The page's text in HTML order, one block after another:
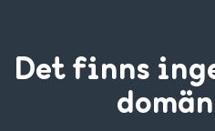
Det finns